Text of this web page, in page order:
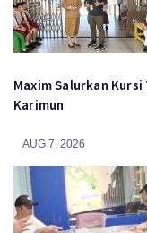
Maxim Salurkan
Karimun
AUG 7, 2026